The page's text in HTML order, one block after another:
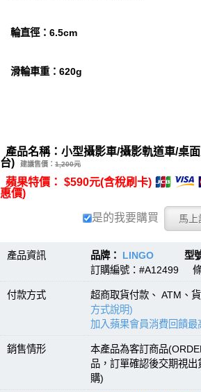
輪直徑：6.5cm
滑輪車重：620g
產品名稱：小型攝影車/攝影軌道車/桌
台)
建議售價： 1,200元
蘋果特價： $590元(含稅刷卡)
惠價)
是的我要購買
產品資訊 品牌： LINGO 型號
訂購編號：#A12499 條
付款方式 超商取貨付款、 ATM、
方式說明)
加入蘋果會員消費回饋最
銷售情形
本產品為客訂商品
品，訂單確認後交期視
購)